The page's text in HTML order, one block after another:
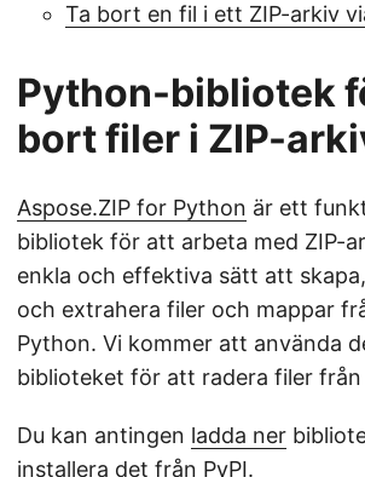
Ta bort en fil i ett ZIP-arkiv
Python-bibliotek
bort filer i ZIP-
Aspose.ZIP for Python är ett
bibliotek för att arbeta med ZIP-
enkla och effektiva sätt att
och extrahera filer och mappar
Python. Vi kommer att använda
biblioteket för att radera filer från
Du kan antingen ladda ner
installera det från PyPI.